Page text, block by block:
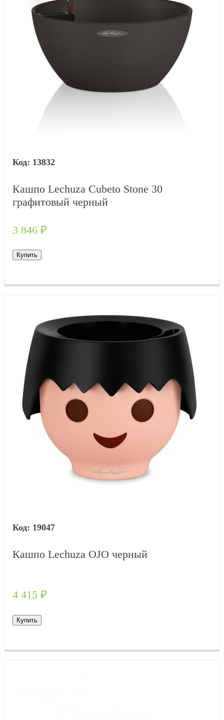
13832
Кашпо Lechuza Cubeto Stone 30
графитовый черный
3 846 ₽
Купить
19047
Кашпо Lechuza OJO черный
4 415 ₽
Купить